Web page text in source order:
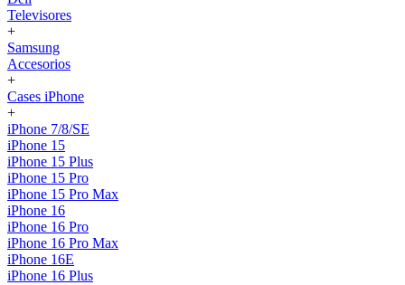
Televisores
+
Samsung
Accesorios
+
Cases iPhone
+
iPhone 7/8/SE
iPhone 15
iPhone 15 Plus
iPhone 15 Pro
iPhone 15 Pro Max
iPhone 16
iPhone 16 Pro
iPhone 16 Pro Max
iPhone 16E
iPhone 16 Plus